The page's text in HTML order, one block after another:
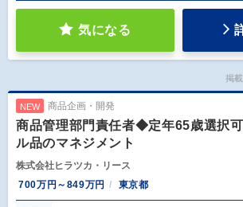
気になる
掲
NEW 商品企画・開発
商品管理部門責任者◆定年65歳選択
ル品のマネジメント
株式会社ヒラツカ・リース
700万円～849万円
東京都